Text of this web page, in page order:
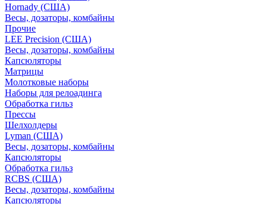
Hornady (США)
Весы, дозаторы, комбайны
Прочие
LEE Precision (США)
Весы, дозаторы, комбайны
Капсюляторы
Матрицы
Молотковые наборы
Наборы для релоадинга
Обработка гильз
Преcсы
Шелхолдеры
Lyman (США)
Весы, дозаторы, комбайны
Капсюляторы
Обработка гильз
RCBS (США)
Весы, дозаторы, комбайны
Капсюляторы